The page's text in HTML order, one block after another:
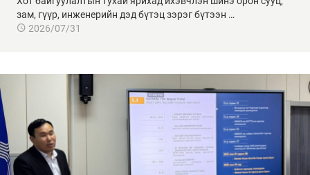
зам, гүүр, инженерийн дэд бүтэц зэрэг бүтээн …
2026/07/31